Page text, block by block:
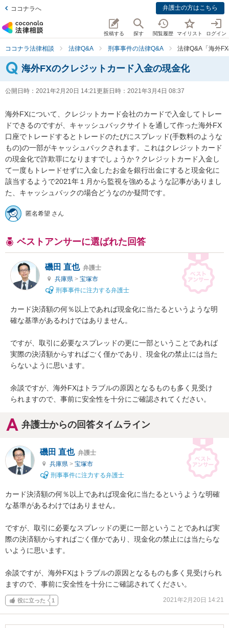
ココナラへ 弁護士の方はこちら
投稿する 探す 閲覧履歴 マイリスト ログイン
ココナラ法律相談 法律Q&A 刑事事件の法律Q&A 法律Q&A「海外
海外FXのクレジットカード入金の現金化
公開日時： 2021年2月20日 14:21更新日時： 2021年3月4日 08:37
海外FXについて、クレジットカード会社のカードで入金してトレー
ドできるのですが、キャッシュバックサイトを通して作った海外FX
口座でトレードするとトレードのたびにスプレッド(手数料のような
もの)の一部がキャッシュバックされます。これはクレジットカード
の現金化で詐欺罪になりますでしょうか？クレジットカード入金し
て一度もトレードせずに入金したお金を銀行出金にすると現金化に
該当するようで2021年１月から監視を強めるような記事がありまし
た、キャッシュバックの場合どうなのか疑問です。
匿名希望 さん
ベストアンサーに選ばれた回答
磯田 直也 弁護士
兵庫県 > 宝塚市
刑事事件に注力する弁護士
カード決済額の何％以上であれば現金化に当たるというような明
確な基準があるわけではありません。
ですが、取引に必要なスプレッドの更に一部ということであれば
実際の決済額からすればごく僅かであり、現金化の禁止には当た
らないように思います。
余談ですが、海外FXはトラブルの原因となるものも多く見受け
られますので、事前に安全性を十分にご確認されてください。
弁護士からの回答タイムライン
磯田 直也 弁護士
兵庫県 > 宝塚市
刑事事件に注力する弁護士
カード決済額の何％以上であれば現金化に当たるというような明確
な基準があるわけではありません。
ですが、取引に必要なスプレッドの更に一部ということであれば実
際の決済額からすればごく僅かであり、現金化の禁止には当たらな
いように思います。
余談ですが、海外FXはトラブルの原因となるものも多く見受けられ
ますので、事前に安全性を十分にご確認されてください。
役に立った 1 2021年2月20日 14:21